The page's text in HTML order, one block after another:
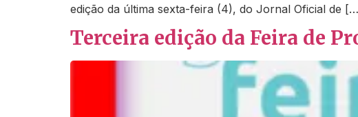
edição da última sexta-feira (4), do Jornal Oficial de
Terceira edição da Feira de